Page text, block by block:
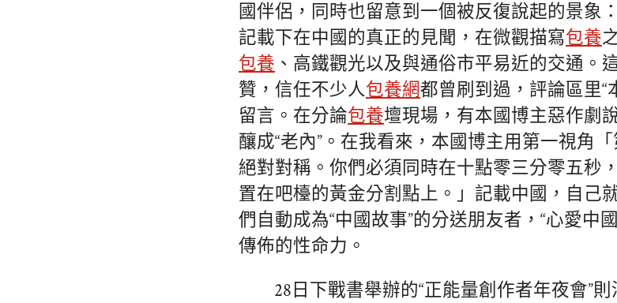
國伴侶，同時也留意到一個被反復說起的景象
記載下在中國的真正的見聞，在微觀描寫包養
包養 、高鐵觀光以及與通俗市平易近的交通。
贊，信任不少人包養網都曾刷到過，評論區里“
留言。在分論包養壇現場，有本國博主惡作劇
釀成“老內”。在我看來，本國博主用第一視角
絕對對稱。你們必須同時在十點零三分零五秒
置在吧檯的黃金分割點上。」記載中國，自
們自動成為“中國故事”的分送朋友者，“心愛中
傳佈的性命力。
28日下戰書舉辦的“正能量創作者年夜會”